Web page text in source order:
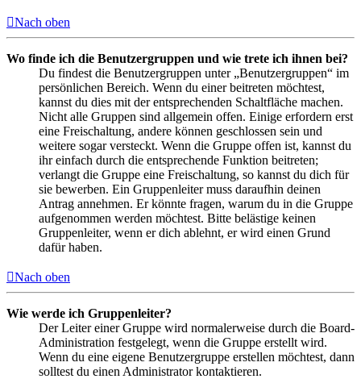
Nach oben
Wo finde ich die Benutzergruppen und wie trete ich ihnen bei?
Du findest die Benutzergruppen unter „Benutzergruppen“ im
persönlichen Bereich. Wenn du einer beitreten möchtest,
kannst du dies mit der entsprechenden Schaltfläche machen.
Nicht alle Gruppen sind allgemein offen. Einige erfordern erst
eine Freischaltung, andere können geschlossen sein und
weitere sogar versteckt. Wenn die Gruppe offen ist, kannst du
ihr einfach durch die entsprechende Funktion beitreten;
verlangt die Gruppe eine Freischaltung, so kannst du dich für
sie bewerben. Ein Gruppenleiter muss daraufhin deinen
Antrag annehmen. Er könnte fragen, warum du in die Gruppe
aufgenommen werden möchtest. Bitte belästige keinen
Gruppenleiter, wenn er dich ablehnt, er wird einen Grund
dafür haben.
Nach oben
Wie werde ich Gruppenleiter?
Der Leiter einer Gruppe wird normalerweise durch die Board-
Administration festgelegt, wenn die Gruppe erstellt wird.
Wenn du eine eigene Benutzergruppe erstellen möchtest, dann
solltest du einen Administrator kontaktieren.